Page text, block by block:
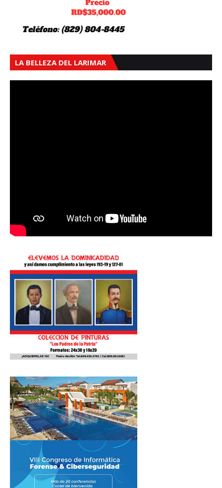
LA BELLEZA DEL LARIMAR